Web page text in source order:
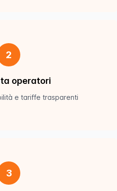
2
operatori
e tariffe trasparenti
3